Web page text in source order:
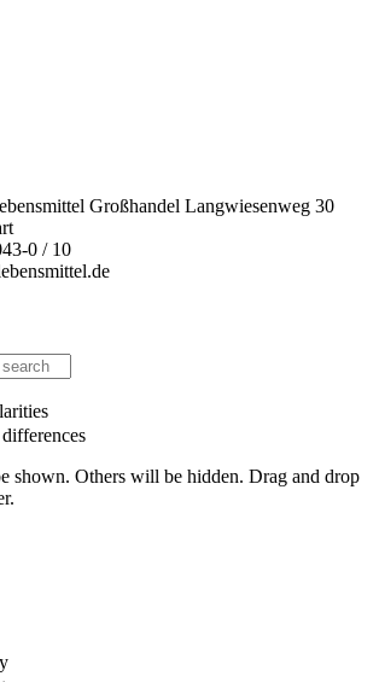
Großhandel Langwiesenweg 30
0 / 10
shown. Others will be hidden. Drag and drop